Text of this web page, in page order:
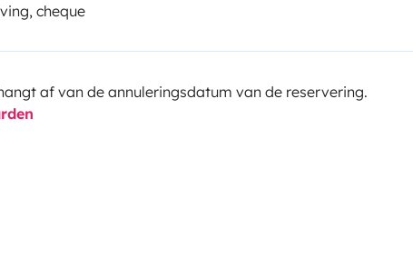
cheque
af van de annuleringsdatum van de reservering.